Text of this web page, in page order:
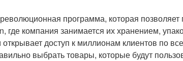
программа, которая
где компания занимается их хранением,
доступ к миллионам клиентов по
выбрать товары, которые будут